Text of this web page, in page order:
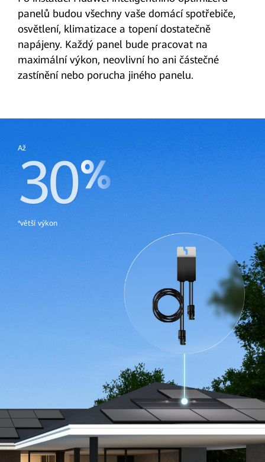
panelů budou všechny vaše domácí spotřebiče,
osvětlení, klimatizace a topení dostatečně
napájeny. Každý panel bude pracovat na
maximální výkon, neovlivní ho ani částečné
zastínění nebo porucha jiného panelu.
Až
30
*větší výkon